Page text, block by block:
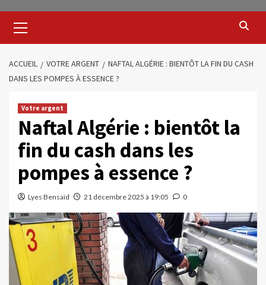
ACCUEIL VOTRE ARGENT
NAFTAL ALGÉRIE : BIENTÔT LA FIN DU CASH
DANS LES POMPES À ESSENCE ?
Votre argent
Naftal Algérie : bientôt la
fin du cash dans les
pompes à essence ?
Lyes Bensaïd 21 décembre 2025 à 19:05 0